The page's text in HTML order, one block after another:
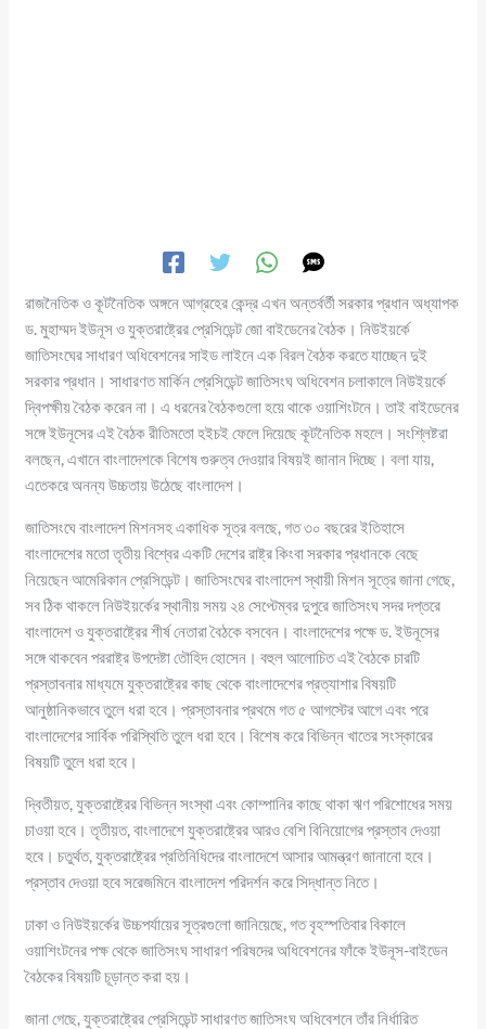
রাজনৈতিক ও কূটনৈতিক অঙ্গনে আগ্রহের কেন্দ্র এখন অন্তর্বর্তী সরকার প্রধান অধ্যাপক
ড. মুহাম্মদ ইউনূস ও যুক্তরাষ্ট্রের প্রেসিডেন্ট জো বাইডেনের বৈঠক। নিউইয়র্কে
জাতিসংঘের সাধারণ অধিবেশনের সাইড লাইনে এক বিরল বৈঠক করতে যাচ্ছেন দুই
সরকার প্রধান। সাধারণত মার্কিন প্রেসিডেন্ট জাতিসংঘ অধিবেশন চলাকালে নিউইয়র্কে
দ্বিপক্ষীয় বৈঠক করেন না। এ ধরনের বৈঠকগুলো হয়ে থাকে ওয়াশিংটনে। তাই বাইডেনের
সঙ্গে ইউনূসের এই বৈঠক রীতিমতো হইচই ফেলে দিয়েছে কূটনৈতিক মহলে। সংশ্লিষ্টরা
বলছেন, এখানে বাংলাদেশকে বিশেষ গুরুত্ব দেওয়ার বিষয়ই জানান দিচ্ছে। বলা যায়,
এতেকরে অনন্য উচ্চতায় উঠেছে বাংলাদেশ।
জাতিসংঘে বাংলাদেশ মিশনসহ একাধিক সূত্র বলছে, গত ৩০ বছরের ইতিহাসে
বাংলাদেশের মতো তৃতীয় বিশ্বের একটি দেশের রাষ্ট্র কিংবা সরকার প্রধানকে বেছে
নিয়েছেন আমেরিকান প্রেসিডেন্ট। জাতিসংঘের বাংলাদেশ স্থায়ী মিশন সূত্রে জানা গেছে,
সব ঠিক থাকলে নিউইয়র্কের স্থানীয় সময় ২৪ সেপ্টেম্বর দুপুরে জাতিসংঘ সদর দপ্তরে
বাংলাদেশ ও যুক্তরাষ্ট্রের শীর্ষ নেতারা বৈঠকে বসবেন। বাংলাদেশের পক্ষে ড. ইউনূসের
সঙ্গে থাকবেন পররাষ্ট্র উপদেষ্টা তৌহিদ হোসেন। বহুল আলোচিত এই বৈঠকে চারটি
প্রস্তাবনার মাধ্যমে যুক্তরাষ্ট্রের কাছ থেকে বাংলাদেশের প্রত্যাশার বিষয়টি
আনুষ্ঠানিকভাবে তুলে ধরা হবে। প্রস্তাবনার প্রথমে গত ৫ আগস্টের আগে এবং পরে
বাংলাদেশের সার্বিক পরিস্থিতি তুলে ধরা হবে। বিশেষ করে বিভিন্ন খাতের সংস্কারের
বিষয়টি তুলে ধরা হবে।
দ্বিতীয়ত, যুক্তরাষ্ট্রের বিভিন্ন সংস্থা এবং কোম্পানির কাছে থাকা ঋণ পরিশোধের সময়
চাওয়া হবে। তৃতীয়ত, বাংলাদেশে যুক্তরাষ্ট্রের আরও বেশি বিনিয়োগের প্রস্তাব দেওয়া
হবে। চতুর্থত, যুক্তরাষ্ট্রের প্রতিনিধিদের বাংলাদেশে আসার আমন্ত্রণ জানানো হবে।
প্রস্তাব দেওয়া হবে সরেজমিনে বাংলাদেশ পরিদর্শন করে সিদ্ধান্ত নিতে।
ঢাকা ও নিউইয়র্কের উচ্চপর্যায়ের সূত্রগুলো জানিয়েছে, গত বৃহস্পতিবার বিকালে
ওয়াশিংটনের পক্ষ থেকে জাতিসংঘ সাধারণ পরিষদের অধিবেশনের ফাঁকে ইউনূস-বাইডেন
বৈঠকের বিষয়টি চূড়ান্ত করা হয়।
জানা গেছে, যুক্তরাষ্ট্রের প্রেসিডেন্ট সাধারণত জাতিসংঘ অধিবেশনে তাঁর নির্ধারিত